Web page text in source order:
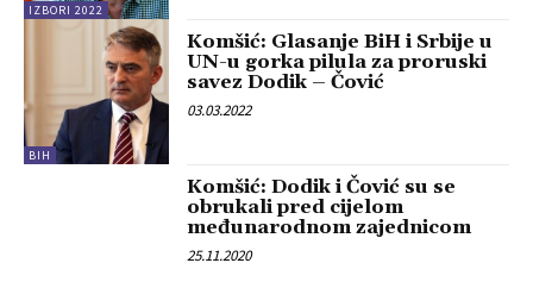
IZBORI 2022
BIH
Komšić: Glasanje BiH i Srbije u
UN-u gorka pilula za proruski
savez Dodik – Čović
03.03.2022
Komšić: Dodik i Čović su se
obrukali pred cijelom
međunarodnom zajednicom
25.11.2020